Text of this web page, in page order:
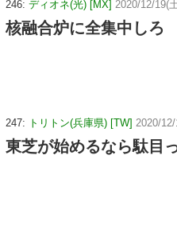
246: ディオネ(光) [MX] 2020/12/19(
核融合炉に全集中しろ
247: トリトン(兵庫県) [TW] 2020/
東芝が始めるなら駄目